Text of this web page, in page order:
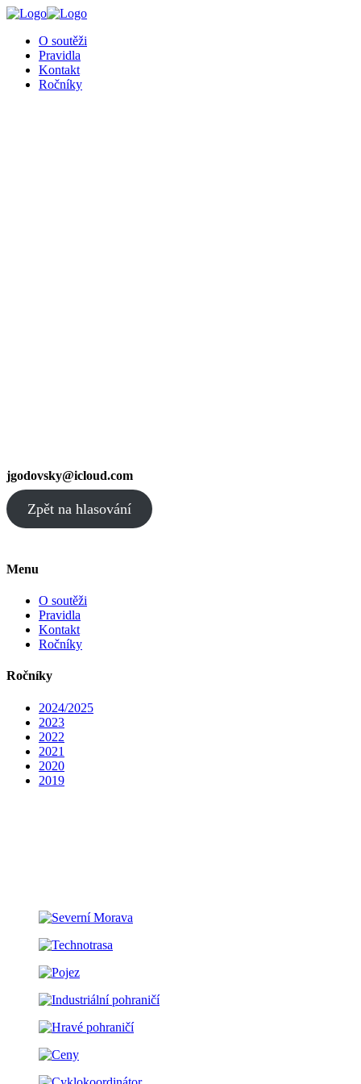
O soutěži
Pravidla
Kontakt
Ročníky
jgodovsky@icloud.com
Zpět na hlasování
Menu
O soutěži
Pravidla
Kontakt
Ročníky
Ročníky
2024/2025
2023
2022
2021
2020
2019